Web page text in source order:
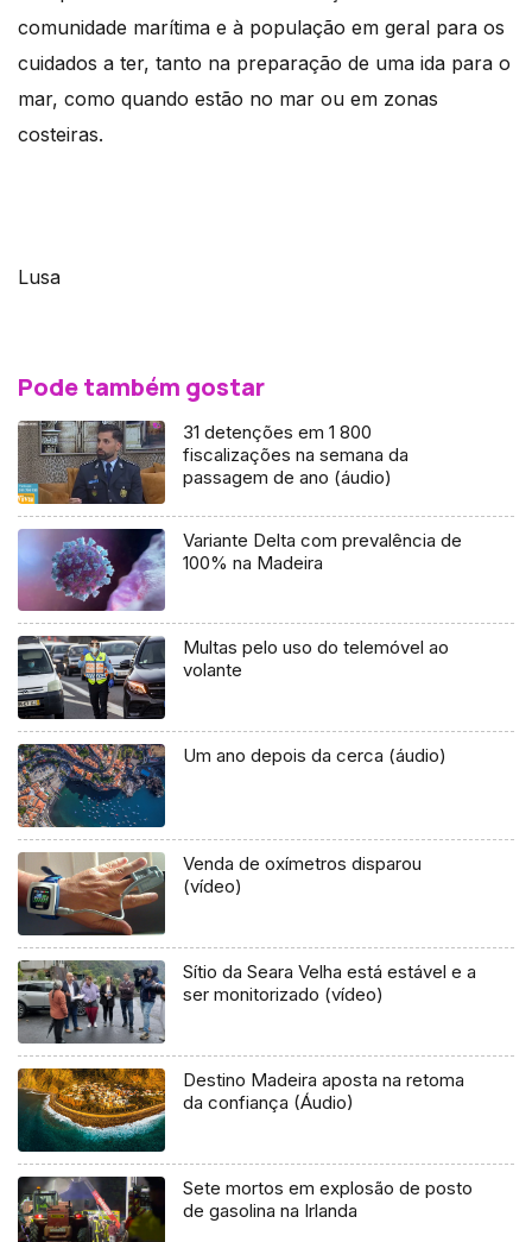
comunidade marítima e à população em geral para os
cuidados a ter, tanto na preparação de uma ida para o
mar, como quando estão no mar ou em zonas
costeiras.
Lusa
Pode também gostar
31 detenções em 1 800
fiscalizações na semana da
passagem de ano (áudio)
Variante Delta com prevalência de
100% na Madeira
Multas pelo uso do telemóvel ao
volante
Um ano depois da cerca (áudio)
Venda de oxímetros disparou
(vídeo)
Sítio da Seara Velha está estável e a
ser monitorizado (vídeo)
Destino Madeira aposta na retoma
da confiança (Áudio)
Sete mortos em explosão de posto
de gasolina na Irlanda